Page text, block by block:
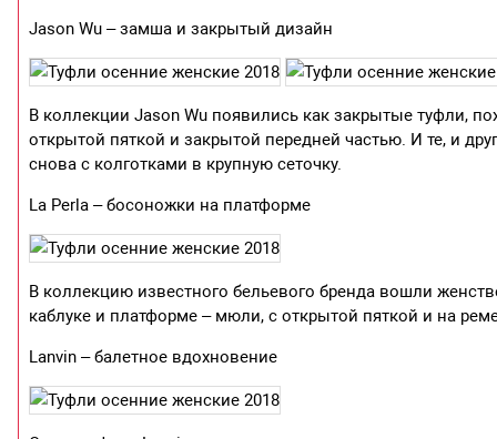
Jason Wu – замша и закрытый дизайн
В коллекции Jason Wu появились как закрытые туфли,
открытой пяткой и закрытой передней частью. И те, и
снова с колготками в крупную сеточку.
La Perla – босоножки на платформе
В коллекцию известного бельевого бренда вошли
каблуке и платформе – мюли, с открытой пяткой и на
Lanvin – балетное вдохновение